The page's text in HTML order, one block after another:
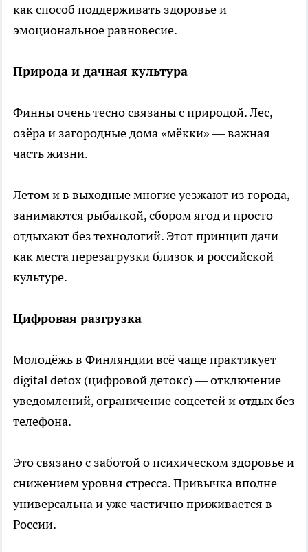
как способ поддерживать здоровье и
эмоциональное равновесие.
Природа и дачная культура
Финны очень тесно связаны с природой. Лес,
озёра и загородные дома «мёкки» — важная
часть жизни.
Летом и в выходные многие уезжают из города,
занимаются рыбалкой, сбором ягод и просто
отдыхают без технологий. Этот принцип дачи
как места перезагрузки близок и российской
культуре.
Цифровая разгрузка
Молодёжь в Финляндии всё чаще практикует
digital detox (цифровой детокс) — отключение
уведомлений, ограничение соцсетей и отдых без
телефона.
Это связано с заботой о психическом здоровье и
снижением уровня стресса. Привычка вполне
универсальна и уже частично приживается в
России.